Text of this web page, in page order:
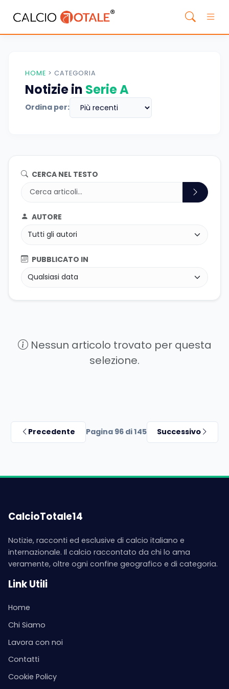
HOME > CATEGORIA
Notizie in Serie A
Ordina per:
CERCA NEL TESTO
AUTORE
PUBBLICATO IN
Nessun articolo trovato per questa
selezione.
Precedente Pagina 96 di 145 Successivo
CalcioTotale14
Notizie, racconti ed esclusive di calcio italiano e
internazionale. Il calcio raccontato da chi lo ama
veramente, oltre ogni confine geografico e di categoria.
Link Utili
Home
Chi Siamo
Lavora con noi
Contatti
Cookie Policy